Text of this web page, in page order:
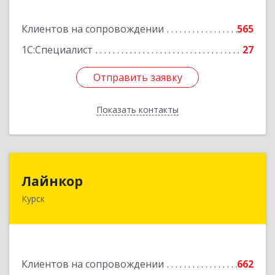
Клиентов на сопровождении
565
1С:Специалист
27
Отправить заявку
Показать контакты
Отправить заявку
Назад
Лайнкор
Курск
Клиентов на сопровождении
662
305021, Курская обл, Курск г, Победы пр-кт, дом